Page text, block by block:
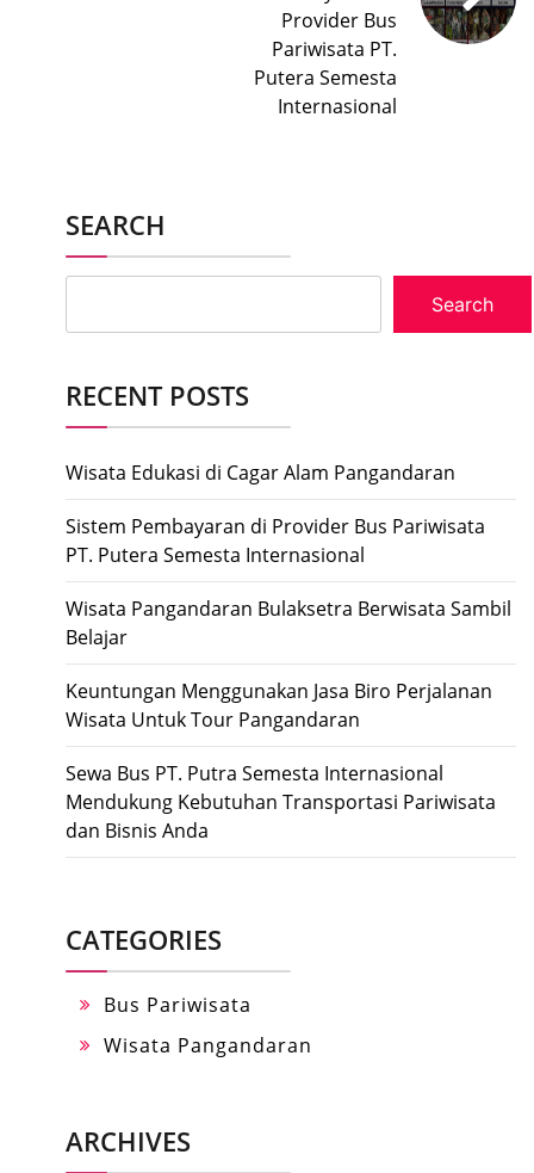
Provider Bus
Pariwisata PT.
Putera Semesta
Internasional
SEARCH
Search
RECENT POSTS
Wisata Edukasi di Cagar Alam Pangandaran
Sistem Pembayaran di Provider Bus Pariwisata
PT. Putera Semesta Internasional
Wisata Pangandaran Bulaksetra Berwisata Sambil
Belajar
Keuntungan Menggunakan Jasa Biro Perjalanan
Wisata Untuk Tour Pangandaran
Sewa Bus PT. Putra Semesta Internasional
Mendukung Kebutuhan Transportasi Pariwisata
dan Bisnis Anda
CATEGORIES
Bus Pariwisata
Wisata Pangandaran
ARCHIVES